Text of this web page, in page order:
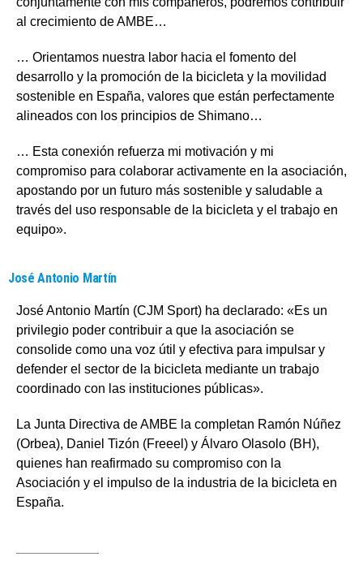
al crecimiento de AMBE…
… Orientamos nuestra labor hacia el fomento del
desarrollo y la promoción de la bicicleta y la movilidad
sostenible en España, valores que están perfectamente
alineados con los principios de Shimano…
… Esta conexión refuerza mi motivación y mi
compromiso para colaborar activamente en la asociación,
apostando por un futuro más sostenible y saludable a
través del uso responsable de la bicicleta y el trabajo en
equipo».
José Antonio Martín
José Antonio Martín (CJM Sport) ha declarado: «Es un
privilegio poder contribuir a que la asociación se
consolide como una voz útil y efectiva para impulsar y
defender el sector de la bicicleta mediante un trabajo
coordinado con las instituciones públicas».
La Junta Directiva de AMBE la completan Ramón Núñez
(Orbea), Daniel Tizón (Freeel) y Álvaro Olasolo (BH),
quienes han reafirmado su compromiso con la
Asociación y el impulso de la industria de la bicicleta en
España.